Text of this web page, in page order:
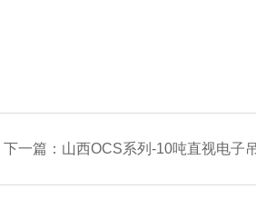
下一篇： 山西OCS系列-10吨直视电子吊秤送